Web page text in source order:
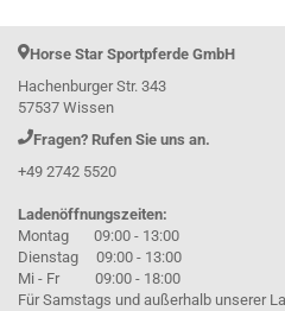
Horse Star Sportpferde GmbH
Hachenburger Str. 343
57537 Wissen
Fragen? Rufen Sie uns an.
+49 2742 5520
Ladenöffnungszeiten:
Montag 09:00 - 13:00
Dienstag 09:00 - 13:00
Mi - Fr 09:00 - 18:00
Für Samstags und außerhalb unserer